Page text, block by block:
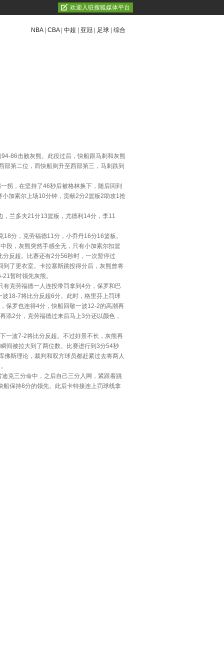
欢迎入驻搜狐媒体平台
NBA| CBA| 中超 亚冠 足球 综合
86击败灰熊。此役过后，快船跟马刺和灰熊
第二位，而快船则升至西部第三，马刺跌到
，在坚持了46秒后被格林换下，随后回到
加索尔上场10分钟，贡献2分2篮板2助攻1抢
兰多夫21分13篮板，尤德利14分，李11
分，克劳福德11分，小乔丹16分16篮板。
，灰熊突然手感全无，只有小加索尔扣篮
反超。比赛还有2分56秒时，一次暂停过
了更衣室。卡拉塞斯跳投得分后，灰熊曾将
暂时领先灰熊。
克劳福德一人连投带罚拿到4分，保罗和巴
18-7将比分反超6分。此时，格里芬上罚球
保罗也连得4分，快船回敬一波12-2的高潮再
添2分，克劳福德过来后马上3分还以颜色，
波7-2将比分反超。不过好景不长，灰熊再
间被拉大到了两位数。比赛进行到3分54秒
斯理论，裁判和双方球员都赶紧过去将两人
克三分命中，之后自己三分入网，紧跟着跳
保持8分的领先。此后卡特接连上罚球线拿